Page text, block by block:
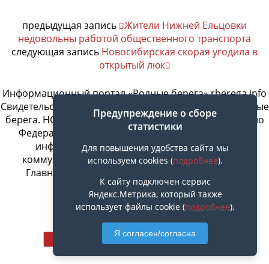
предыдущая запись Жители Нижней Ельцовки
недовольны работой общественного транспорта
следующая запись Новосибирская скорая угодила в
открытый люк
Информационный портал «Родные берега» rberega.info
Свидетельство о регистрации сетевого издания «Родные
берега. НСК»: Эл № ФС77-74717 от 11.01.2019 г., выдано
Федеральной службой по надзору в сфере связи,
информационных технологий и массовых
коммуникаций. Учредитель ООО «СовИнформ».
Главный редактор Байжанов Ерлан Омарович
Предупреждение о сборе
статистики
Для повышения удобства сайта мы
используем cookies (подробнее).
К сайту подключен сервис
Яндекс.Метрика, который также
использует файлы cookie (подробнее).
Я согласен/согласна
Наверх
Компьютерная